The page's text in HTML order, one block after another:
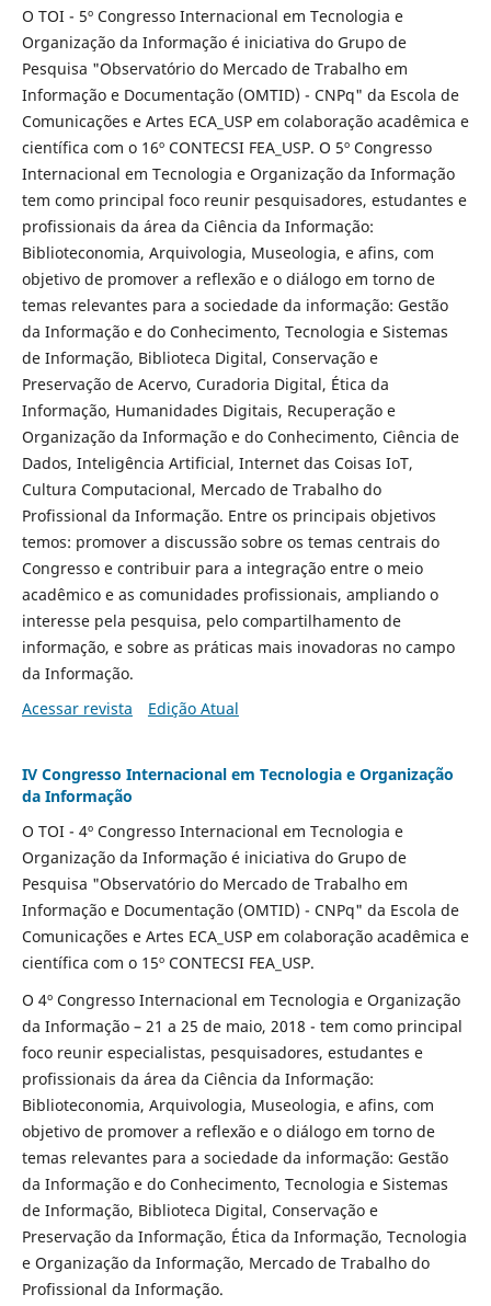
O TOI - 5º Congresso Internacional em Tecnologia e
Organização da Informação é iniciativa do Grupo de
Pesquisa "Observatório do Mercado de Trabalho em
Informação e Documentação (OMTID) - CNPq" da Escola de
Comunicações e Artes ECA_USP em colaboração acadêmica e
científica com o 16º CONTECSI FEA_USP. O 5º Congresso
Internacional em Tecnologia e Organização da Informação
tem como principal foco reunir pesquisadores, estudantes e
profissionais da área da Ciência da Informação:
Biblioteconomia, Arquivologia, Museologia, e afins, com
objetivo de promover a reflexão e o diálogo em torno de
temas relevantes para a sociedade da informação: Gestão
da Informação e do Conhecimento, Tecnologia e Sistemas
de Informação, Biblioteca Digital, Conservação e
Preservação de Acervo, Curadoria Digital, Ética da
Informação, Humanidades Digitais, Recuperação e
Organização da Informação e do Conhecimento, Ciência de
Dados, Inteligência Artificial, Internet das Coisas IoT,
Cultura Computacional, Mercado de Trabalho do
Profissional da Informação. Entre os principais objetivos
temos: promover a discussão sobre os temas centrais do
Congresso e contribuir para a integração entre o meio
acadêmico e as comunidades profissionais, ampliando o
interesse pela pesquisa, pelo compartilhamento de
informação, e sobre as práticas mais inovadoras no campo
da Informação.
Acessar revista
Edição Atual
IV Congresso Internacional em Tecnologia e Organização
da Informação
O TOI - 4º Congresso Internacional em Tecnologia e
Organização da Informação é iniciativa do Grupo de
Pesquisa "Observatório do Mercado de Trabalho em
Informação e Documentação (OMTID) - CNPq" da Escola de
Comunicações e Artes ECA_USP em colaboração acadêmica e
científica com o 15º CONTECSI FEA_USP.
O 4º Congresso Internacional em Tecnologia e Organização
da Informação – 21 a 25 de maio, 2018 - tem como principal
foco reunir especialistas, pesquisadores, estudantes e
profissionais da área da Ciência da Informação:
Biblioteconomia, Arquivologia, Museologia, e afins, com
objetivo de promover a reflexão e o diálogo em torno de
temas relevantes para a sociedade da informação: Gestão
da Informação e do Conhecimento, Tecnologia e Sistemas
de Informação, Biblioteca Digital, Conservação e
Preservação da Informação, Ética da Informação, Tecnologia
e Organização da Informação, Mercado de Trabalho do
Profissional da Informação.